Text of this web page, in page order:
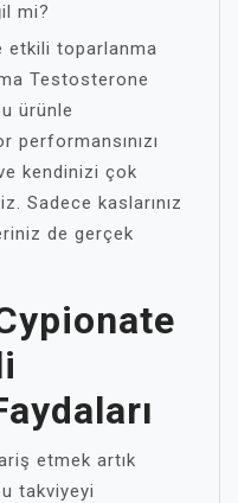
mi?
etkili toparlanma
Testosterone
ürünle
performansınızı
kendinizi çok
Sadece kaslarınız
de gerçek
etmek artık
takviyeyi